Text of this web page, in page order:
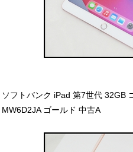
ソフトバンク iPad 第7世代 32GB
MW6D2JA ゴールド 中古A